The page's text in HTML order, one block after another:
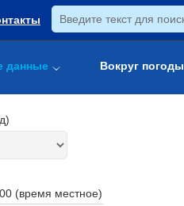
данные Вокруг погоды
(время местное)